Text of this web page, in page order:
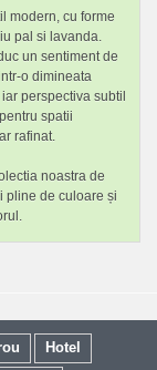
modern, cu forme
pal si lavanda.
un sentiment de
o dimineata
perspectiva subtil
spatii
rafinat.
noastra de
pline de culoare și
Hotel